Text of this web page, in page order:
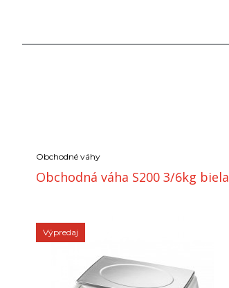
Obchodné váhy
Obchodná váha S200 3/6kg biela
Výpredaj